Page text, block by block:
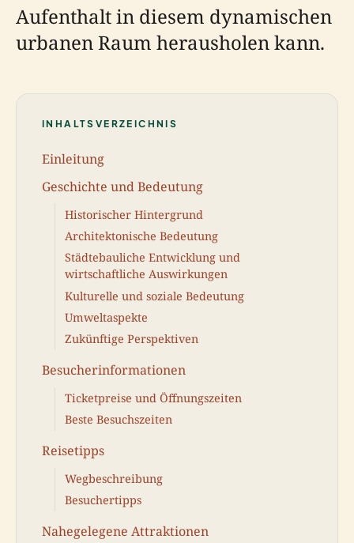
Aufenthalt in diesem dynamischen
urbanen Raum herausholen kann.
INHALTSVERZEICHNIS
Einleitung
Geschichte und Bedeutung
Historischer Hintergrund
Architektonische Bedeutung
Städtebauliche Entwicklung und
wirtschaftliche Auswirkungen
Kulturelle und soziale Bedeutung
Umweltaspekte
Zukünftige Perspektiven
Besucherinformationen
Ticketpreise und Öffnungszeiten
Beste Besuchszeiten
Reisetipps
Wegbeschreibung
Besuchertipps
Nahegelegene Attraktionen